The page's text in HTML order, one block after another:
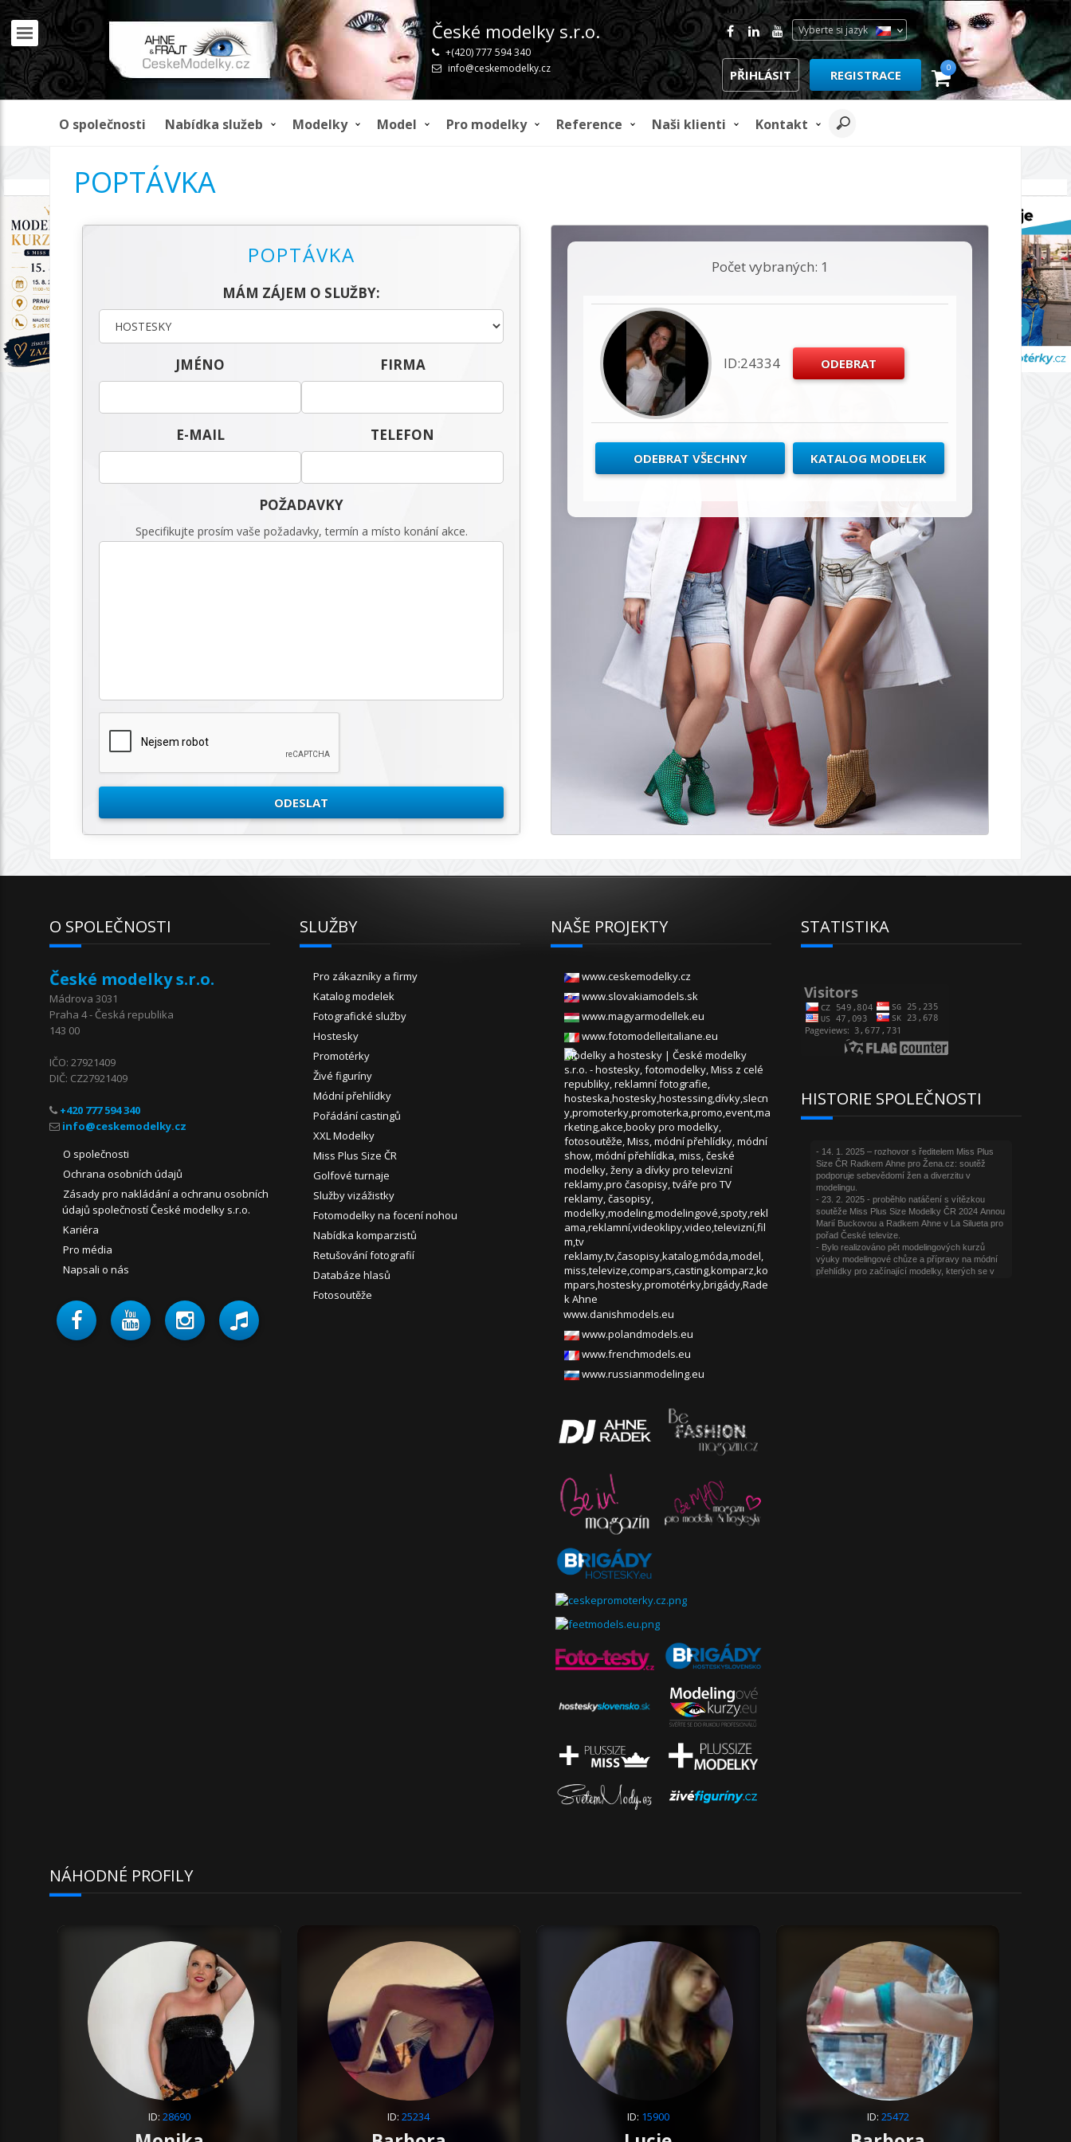
České modelky s.r.o.
+(420) 777 594 340
info@ceskemodelky.cz
Vyberte si jazyk
PŘIHLÁSIT REGISTRACE 0
O společnosti Nabídka služeb Modelky Model Pro modelky Reference Naši klienti Kontakt
REKLAMA
POPTÁVKA
POPTÁVKA
MÁM ZÁJEM O SLUŽBY:
JMÉNO FIRMA
E-MAIL TELEFON
POŽADAVKY
Specifikujte prosím vaše požadavky, termín a místo konání akce.
Počet vybraných: 1
ID:24334
ODEBRAT VŠECHNY KATALOG MODELEK
O SPOLEČNOSTI
České modelky s.r.o.
Mádrova 3031
Praha 4 - Česká republika
143 00
IČO: 27921409
DIČ: CZ27921409
+420 777 594 340
O společnosti
Ochrana osobních údajů
Zásady pro nakládání a ochranu osobních
údajů společností České modelky s.r.o.
Kariéra
Pro média
Napsali o nás
SLUŽBY
Pro zákazníky a firmy
Katalog modelek
Fotografické služby
Hostesky
Promotérky
Živé figuríny
Módní přehlídky
Pořádání castingů
XXL Modelky
Miss Plus Size ČR
Golfové turnaje
Služby vizážistky
Fotomodelky na focení nohou
Nabídka komparzistů
Retušování fotografií
Databáze hlasů
Fotosoutěže
NAŠE PROJEKTY
www.ceskemodelky.cz
www.slovakiamodels.sk
www.magyarmodellek.eu
www.fotomodelleitaliane.eu
www.danishmodels.eu
www.polandmodels.eu
www.frenchmodels.eu
www.russianmodeling.eu
STATISTIKA
HISTORIE SPOLEČNOSTI
NÁHODNÉ PROFILY
ID: 28690 ID:25234 ID: 15900 ID: 25472